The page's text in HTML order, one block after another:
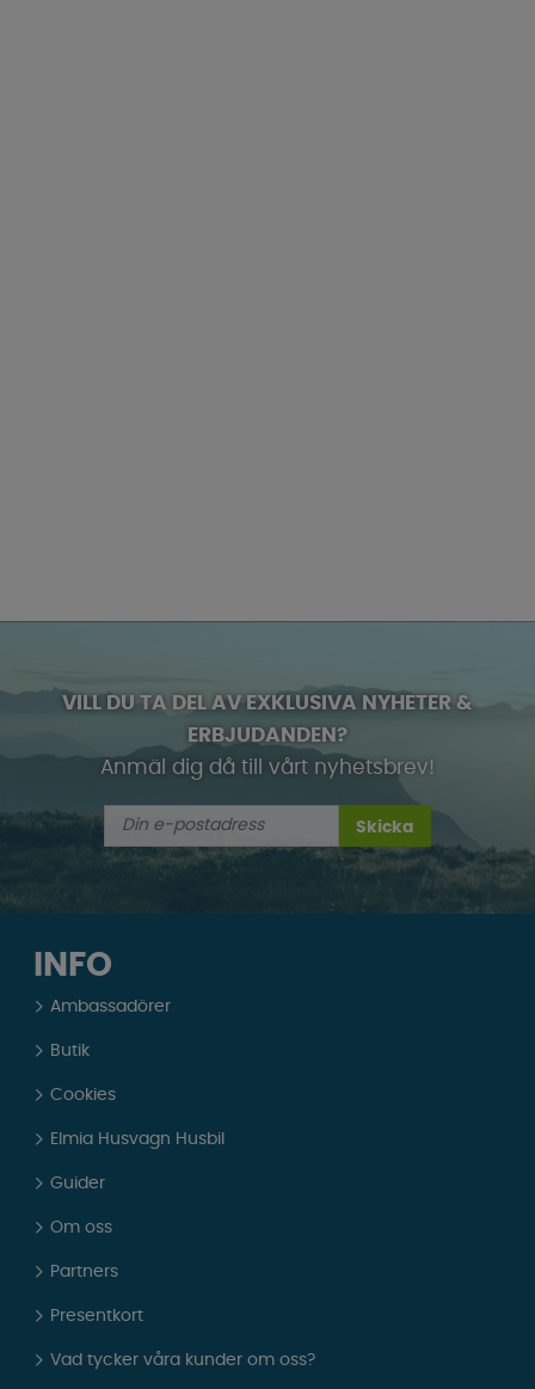
VILL DU TA DEL AV EXKLUSIVA NYHETER &
ERBJUDANDEN?
Anmäl dig då till vårt nyhetsbrev!
Skicka
INFO
Ambassadörer
Butik
Cookies
Elmia Husvagn Husbil
Guider
Om oss
Partners
Presentkort
Vad tycker våra kunder om oss?